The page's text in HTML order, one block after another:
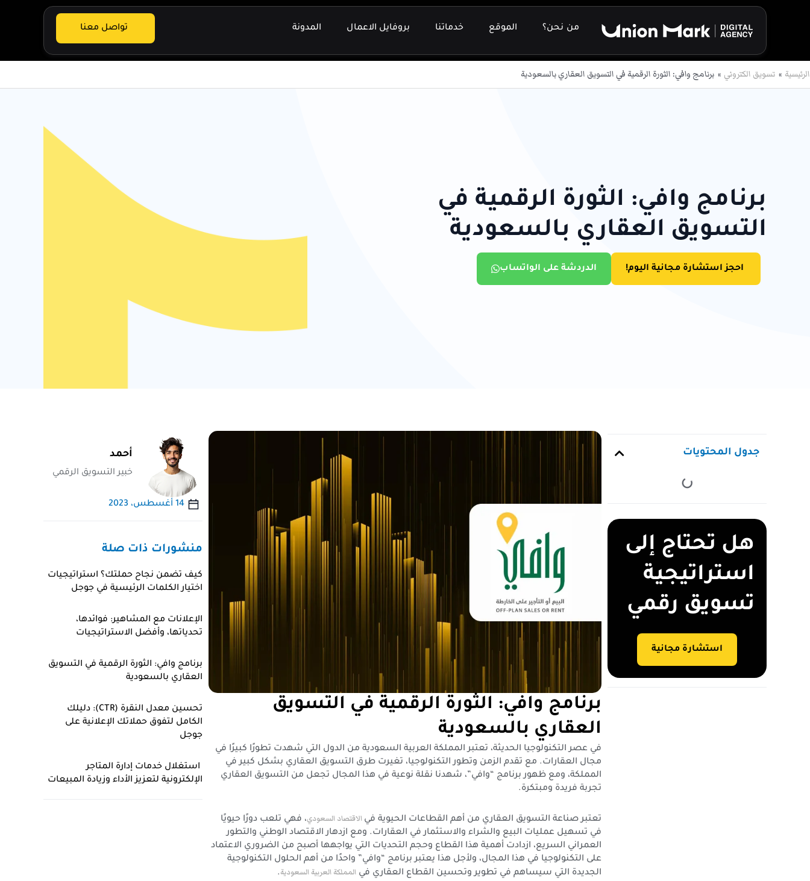
من نحن؟ الموقع خدماتنا بروفايل الاعمال المدونة تواصل معنا
الرئيسية تسويق الكتروني برنامج وافي: الثورة الرقمية في التسويق العقاري بالسعودية
برنامج وافي: الثورة الرقمية في
التسويق العقاري بالسعودية
احجز استشارة مجانية اليوم! الدردشة على الواتساب
جدول المحتويات
هل تحتاج إلى
استراتيجية
تسويق رقمي
استشارة مجانية
برنامج وافي: الثورة الرقمية في التسويق
العقاري بالسعودية
في عصر التكنولوجيا الحديثة، تعتبر المملكة العربية السعودية من الدول التي شهدت تطورًا كبيرًا في
مجال العقارات. مع تقدم الزمن وتطور التكنولوجيا، تغيرت طرق التسويق العقاري بشكل كبير في
المملكة، ومع ظهور برنامج “وافي”، شهدنا نقلة نوعية في هذا المجال تجعل من التسويق العقاري
تجربة فريدة ومبتكرة.
تعتبر صناعة التسويق العقاري من أهم القطاعات الحيوية في الاقتصاد السعودي، فهي تلعب دورًا حيويًا
في تسهيل عمليات البيع والشراء والاستثمار في العقارات. ومع ازدهار الاقتصاد الوطني والتطور
العمراني السريع، ازدادت أهمية هذا القطاع وحجم التحديات التي يواجهها أصبح من الضروري الاعتماد
على التكنولوجيا في هذا المجال، ولأجل هذا يعتبر برنامج “وافي” واحدًا من أهم الحلول التكنولوجية
الجديدة التي سيساهم في تطوير وتحسين القطاع العقاري في المملكة العربية السعودية.
أحمد
خبير التسويق الرقمي
14 أغسطس، 2023
منشورات ذات صلة
كيف تضمن نجاح حملتك؟ استراتيجيات
اختيار الكلمات الرئيسية في جوجل
الإعلانات مع المشاهير: فوائدها،
تحدياتها، وأفضل الاستراتيجيات
برنامج وافي: الثورة الرقمية في التسويق
العقاري بالسعودية
تحسين معدل النقرة (CTR): دليلك
الكامل لتفوق حملاتك الإعلانية على
جوجل
استغلال خدمات إدارة المتاجر
الإلكترونية لتعزيز الأداء وزيادة المبيعات